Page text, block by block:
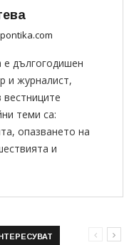
е дългогодишен
и журналист,
теми са:
опазването на
и